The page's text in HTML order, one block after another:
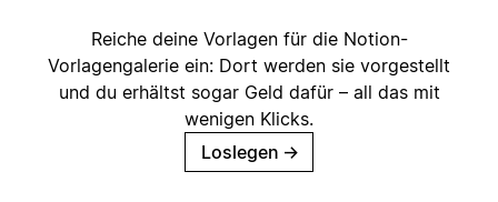
Reiche deine Vorlagen für die Notion-
Vorlagengalerie ein: Dort werden sie vorgestellt
und du erhältst sogar Geld dafür – all das mit
wenigen Klicks.
Loslegen →